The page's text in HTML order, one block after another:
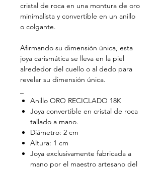
cristal de roca en una montura de oro
minimalista y convertible en un anillo
o colgante.
Afirmando su dimensión única, esta
joya carismática se lleva en la piel
alrededor del cuello o al dedo para
revelar su dimensión única.
Anillo ORO RECICLADO 18K
Joya convertible en cristal de roca
tallado a mano.
Diámetro: 2 cm
Altura: 1 cm
Joya exclusivamente fabricada a
mano por el maestro artesano del